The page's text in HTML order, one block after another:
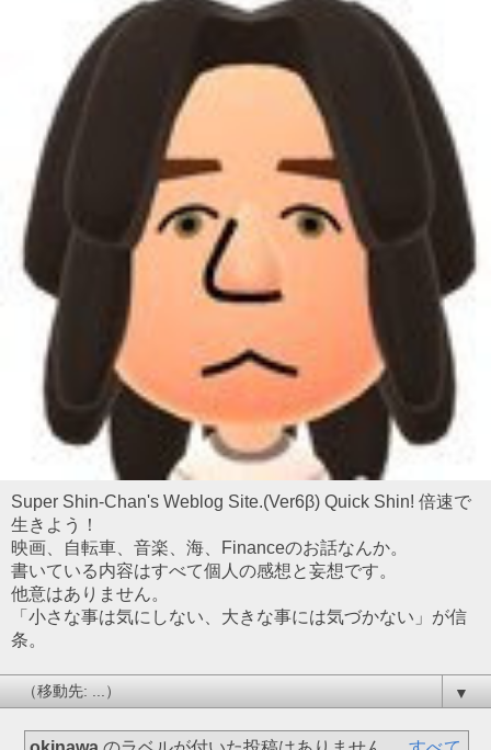
Super Shin-Chan's Weblog Site.(Ver6β) Quick Shin! 倍速で
生きよう！
映画、自転車、音楽、海、Financeのお話なんか。
書いている内容はすべて個人の感想と妄想です。
他意はありません。
「小さな事は気にしない、大きな事には気づかない」が信
条。
▼